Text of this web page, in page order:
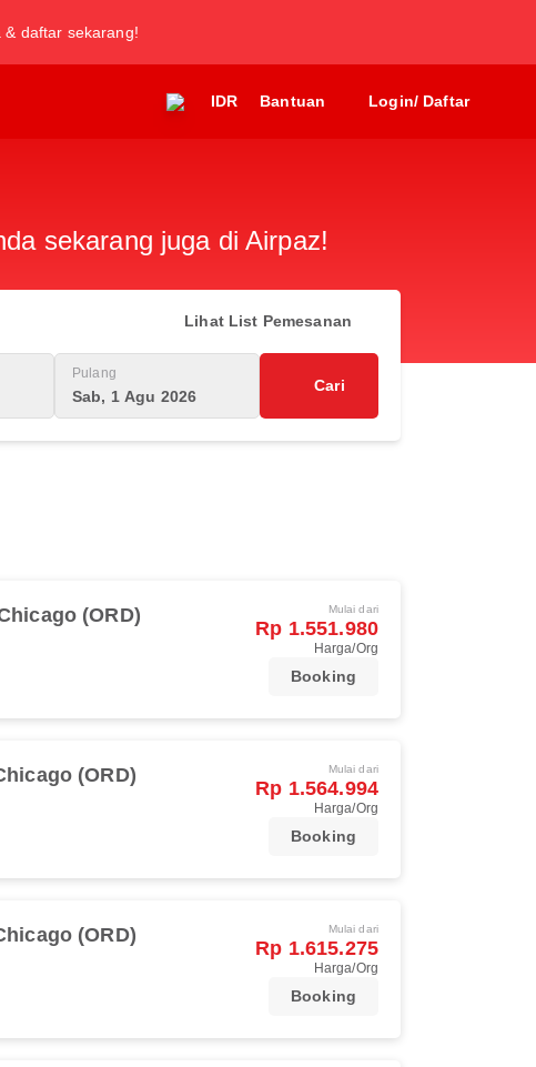
& daftar sekarang!
IDR Bantuan Login/ Daftar
sekarang juga di Airpaz!
Lihat List Pemesanan
Pulang
Sab, 1 Agu 2026
Cari
(ORD) Mulai dari
Rp 1.551.980
Harga/Org
Booking
(ORD) Mulai dari
Rp 1.564.994
Harga/Org
Booking
(ORD) Mulai dari
Rp 1.615.275
Harga/Org
Booking